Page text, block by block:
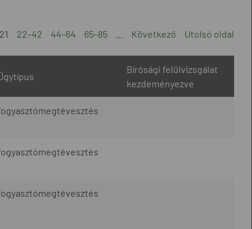
22–42 44–64 65–85 Következő Utolsó oldal
Bírósági felülvizsgálat
kezdeményezve